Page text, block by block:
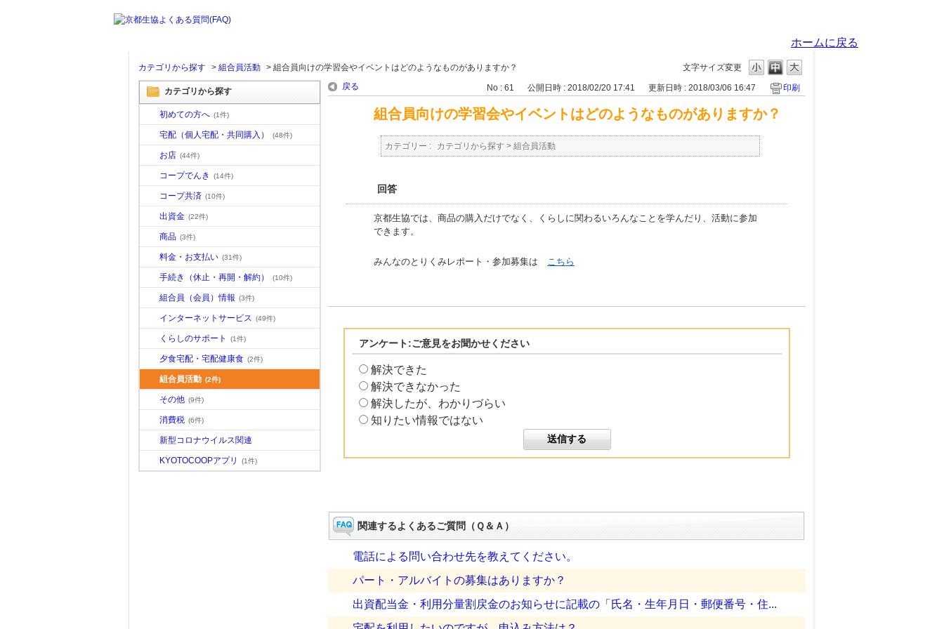
ホームに戻る
文字サイズ変更
カテゴリから探す > 組合員活動 > 組合員向けの学習会やイベントはどのようなものがありますか？
カテゴリから探す
初めての方へ (1件)
宅配（個人宅配・共同購入） (48件)
お店 (44件)
コープでんき (14件)
コープ共済 (10件)
出資金 (22件)
商品 (3件)
料金・お支払い (31件)
手続き（休止・再開・解約） (10件)
組合員（会員）情報 (3件)
インターネットサービス (49件)
くらしのサポート (1件)
夕食宅配・宅配健康食 (2件)
組合員活動 (2件)
その他 (9件)
消費税 (6件)
新型コロナウイルス関連
KYOTOCOOPアプリ (1件)
戻る No : 61 公開日時 : 2018/02/20 17:41 更新日時 : 2018/03/06 16:47 印刷
組合員向けの学習会やイベントはどのようなものがありますか？
カテゴリー : カテゴリから探す > 組合員活動
回答
京都生協では、商品の購入だけでなく、くらしに関わるいろんなことを学んだり、活動に参加
できます。
みんなのとりくみレポート・参加募集は こちら
アンケート:ご意見をお聞かせください
解決できた
解決できなかった
解決したが、わかりづらい
知りたい情報ではない
関連するよくあるご質問（Ｑ＆Ａ）
電話による問い合わせ先を教えてください。
パート・アルバイトの募集はありますか？
出資配当金・利用分量割戻金のお知らせに記載の「氏名・生年月日・郵便番号・住...